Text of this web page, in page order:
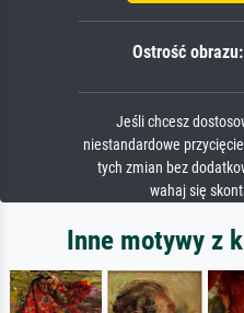
Ostrość obrazu:
Jeśli chcesz
niestandardowe
tych zmian bez
wahaj się
Inne motywy z